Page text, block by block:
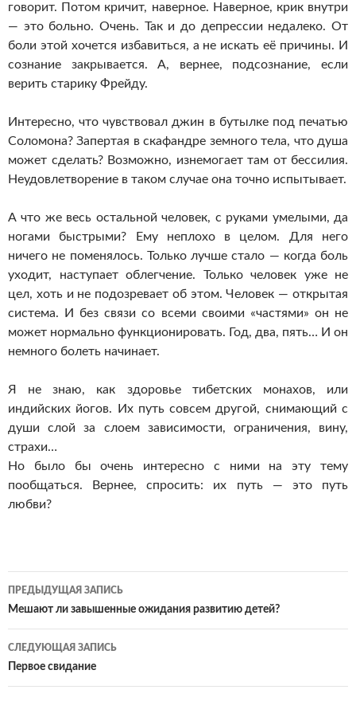
говорит. Потом кричит, наверное. Наверное, крик внутри
— это больно. Очень. Так и до депрессии недалеко. От
боли этой хочется избавиться, а не искать её причины. И
сознание закрывается. А, вернее, подсознание, если
верить старику Фрейду.
Интересно, что чувствовал джин в бутылке под печатью
Соломона? Запертая в скафандре земного тела, что душа
может сделать? Возможно, изнемогает там от бессилия.
Неудовлетворение в таком случае она точно испытывает.
А что же весь остальной человек, с руками умелыми, да
ногами быстрыми? Ему неплохо в целом. Для него
ничего не поменялось. Только лучше стало — когда боль
уходит, наступает облегчение. Только человек уже не
цел, хоть и не подозревает об этом. Человек — открытая
система. И без связи со всеми своими «частями» он не
может нормально функционировать. Год, два, пять… И он
немного болеть начинает.
Я не знаю, как здоровье тибетских монахов, или
индийских йогов. Их путь совсем другой, снимающий с
души слой за слоем зависимости, ограничения, вину,
страхи…
Но было бы очень интересно с ними на эту тему
пообщаться. Вернее, спросить: их путь — это путь
любви?
Навигация
по
записям
ПРЕДЫДУЩАЯ ЗАПИСЬ
Мешают ли завышенные ожидания развитию детей?
СЛЕДУЮЩАЯ ЗАПИСЬ
Первое свидание